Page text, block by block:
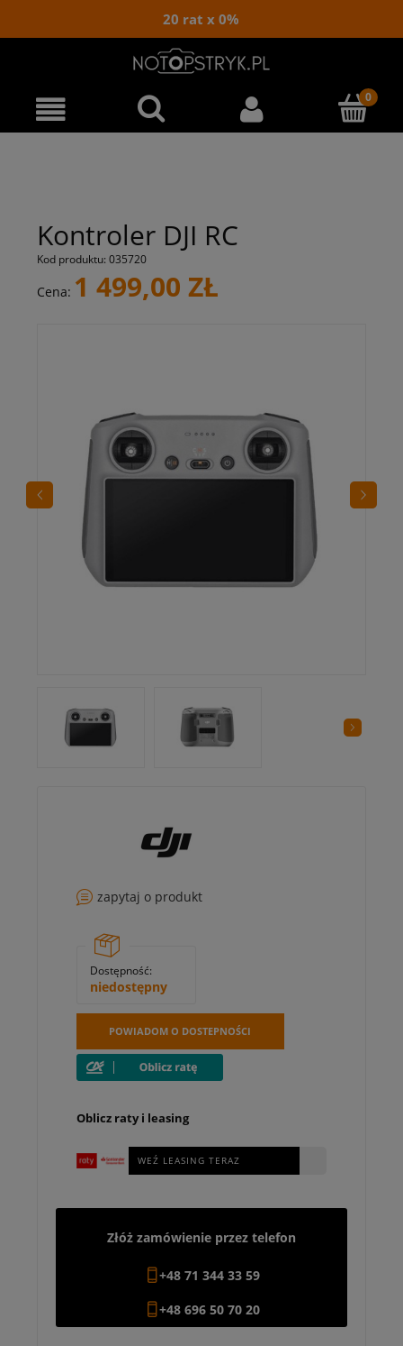
20 rat x 0%
Kontroler DJI RC
Kod produktu: 035720
Cena: 1 499,00 ZŁ
zapytaj o produkt
Dostępność:
niedostępny
POWIADOM O DOSTEPNOŚCI
Oblicz raty i leasing
WEŹ LEASING TERAZ
Złóż zamówienie przez telefon
+48 71 344 33 59
+48 696 50 70 20